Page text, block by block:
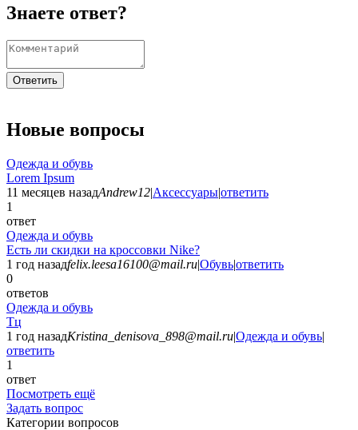
Знаете ответ?
Ответить
Новые вопросы
Одежда и обувь
Lorem Ipsum
11 месяцев назадAndrew12|Аксессуары|ответить
1
ответ
Одежда и обувь
Есть ли скидки на кроссовки Nike?
1 год назадfelix.leesa16100@mail.ru|Обувь|ответить
0
ответов
Одежда и обувь
Тц
1 год назадKristina_denisova_898@mail.ru|Одежда и обувь|
ответить
1
ответ
Посмотреть ещё
Задать вопрос
Категории вопросов